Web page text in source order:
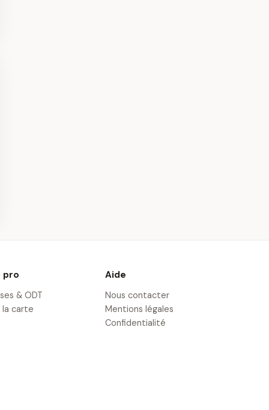
-
Loches
pro
& ODT
la carte
Aide
Nous contacter
Mentions légales
Confidentialité